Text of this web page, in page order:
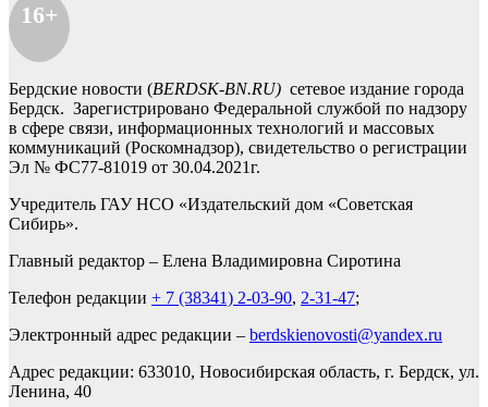
16+
Бердские новости (BERDSK-BN.RU) сетевое издание города
Бердск. Зарегистрировано Федеральной службой по надзору
в сфере связи, информационных технологий и массовых
коммуникаций (Роскомнадзор), свидетельство о регистрации
Эл № ФС77-81019 от 30.04.2021г.
Учредитель ГАУ НСО «Издательский дом «Советская
Сибирь».
Главный редактор – Елена Владимировна Сиротина
Телефон редакции + 7 (38341) 2-03-90, 2-31-47;
Электронный адрес редакции – berdskienovosti@yandex.ru
Адрес редакции: 633010, Новосибирская область, г. Бердск, ул.
Ленина, 40